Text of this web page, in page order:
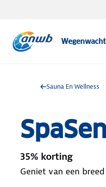
Wegenwacht
Sauna En Wellness
35% korting
Geniet van een